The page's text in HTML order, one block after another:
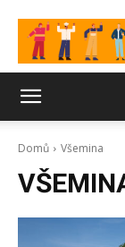
Domů Všemina